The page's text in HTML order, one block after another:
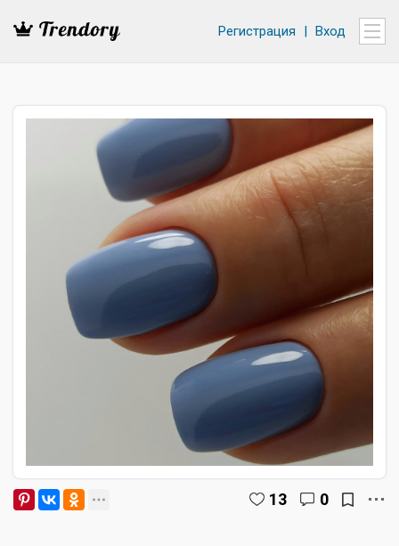
Регистрация | Вход
13 0